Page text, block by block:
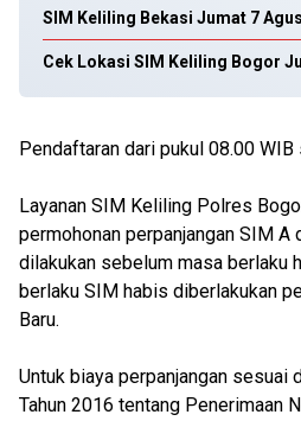
SIM Keliling Bekasi Jumat 7
Cek Lokasi SIM Keliling Bogor
Pendaftaran dari pukul 08.00 WIB
Layanan SIM Keliling Polres
permohonan perpanjangan SIM A
dilakukan sebelum masa berlaku
berlaku SIM habis diberlakukan
Baru.
Untuk biaya perpanjangan sesuai
Tahun 2016 tentang Penerimaan